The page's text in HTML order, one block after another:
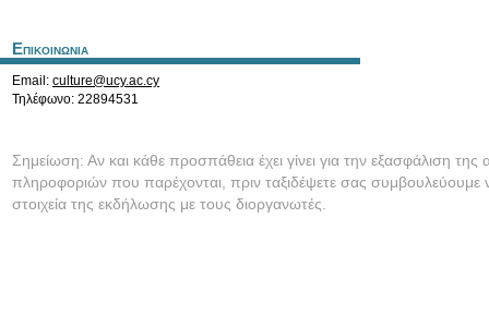
Επικοινωνια
Email: culture@ucy.ac.cy
Τηλέφωνο: 22894531
Σημείωση: Αν και κάθε προσπάθεια έχει γίνει για την εξασφάλιση της
πληροφοριών που παρέχονται, πριν ταξιδέψετε σας συμβουλεύουμε
στοιχεία της εκδήλωσης με τους διοργανωτές.